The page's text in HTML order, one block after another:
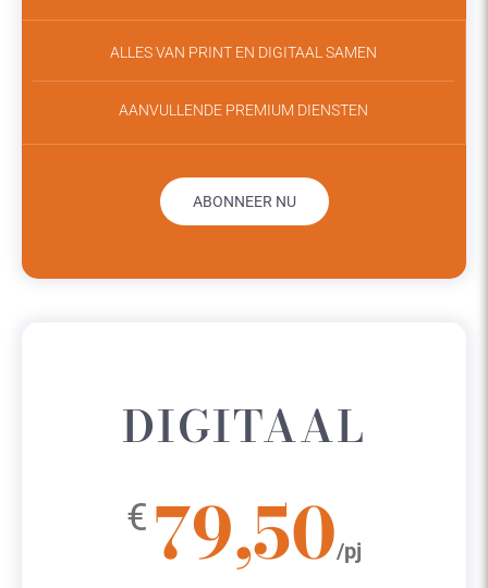
ALLES VAN PRINT EN DIGITAAL SAMEN
AANVULLENDE PREMIUM DIENSTEN
ABONNEER NU
DIGITAAL
€ 79,50/pj